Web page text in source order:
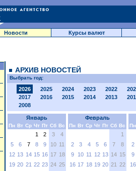
Новости Курсы валют
АРХИВ НОВОСТЕЙ
Выбрать год:
2026 2025 2024 2023 2022
2017
2016 2015 2014 2013
2008
Январь
Пн Вт Ср Чт Пт Сб Вс
1 2 3
4
5
6 7 8 9 10 11
12 13 14 15 16 17 18
19 20 21 22 23 24 25
Февраль
Пн Вт Ср Чт Пт Сб Вс
1
2
3 4 5 6 7
8
9
10 11 12 13 14 15
16 17 18 19 20 21 22
Пн
2
9
16